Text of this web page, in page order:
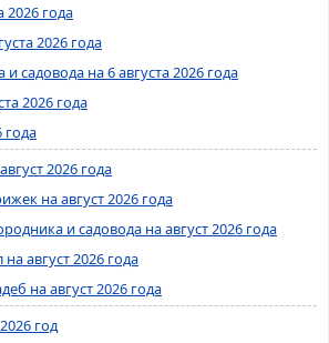
2026 года
2026 года
садовода на 6 августа 2026 года
2026 года
года
2026 года
на август 2026 года
и садовода на август 2026 года
август 2026 года
на август 2026 года
год